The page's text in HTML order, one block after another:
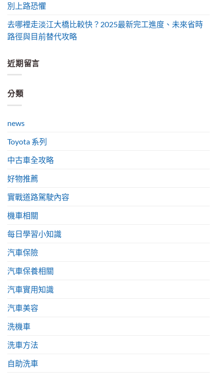
別上路恐懼
去哪裡走淡江大橋比較快？2025最新完工進度、未來省時
路徑與目前替代攻略
近期留言
分類
news
Toyota 系列
中古車全攻略
好物推薦
實戰道路駕駛內容
機車相關
每日學習小知識
汽車保險
汽車保養相關
汽車實用知識
汽車美容
洗機車
洗車方法
自助洗車